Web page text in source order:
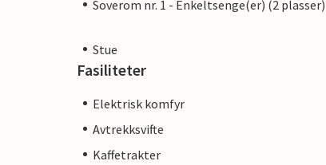
Soverom nr. 1 - Enkeltsenge(er) (2 plasser)
Stue
Fasiliteter
Elektrisk komfyr
Avtrekksvifte
Kaffetrakter